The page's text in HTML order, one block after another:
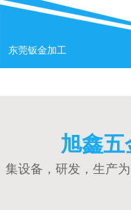
东莞钣金加工
旭鑫五
集设备，研发，生产